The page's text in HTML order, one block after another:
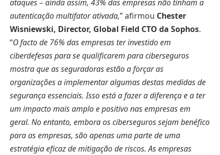
ataques – ainda assim, 43% das empresas não tinham a
autenticação multifator ativada,” afirmou Chester
Wisniewski, Director, Global Field CTO da Sophos.
“O facto de 76% das empresas ter investido em
ciberdefesas para se qualificarem para ciberseguros
mostra que as seguradoras estão a forçar as
organizações a implementar algumas destas medidas de
segurança essenciais. Isso está a fazer a diferença e a ter
um impacto mais amplo e positivo nas empresas em
geral. No entanto, embora os ciberseguros sejam benéfico
para as empresas, são apenas uma parte de uma
estratégia eficaz de mitigação de riscos. As empresas